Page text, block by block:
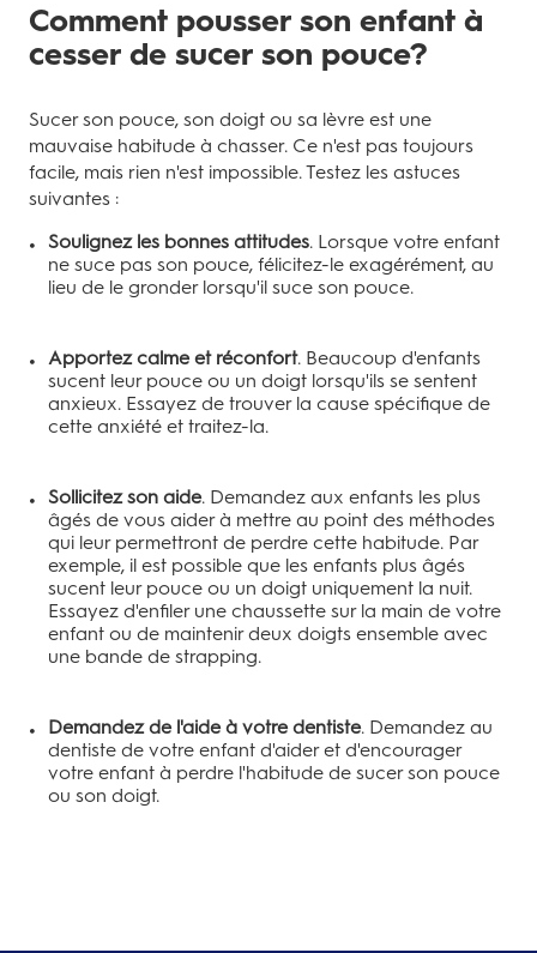
Comment pousser son enfant à
cesser de sucer son pouce?
Sucer son pouce, son doigt ou sa lèvre est une
mauvaise habitude à chasser. Ce n'est pas toujours
facile, mais rien n'est impossible. Testez les astuces
suivantes :
Soulignez les bonnes attitudes. Lorsque votre enfant
ne suce pas son pouce, félicitez-le exagérément, au
lieu de le gronder lorsqu'il suce son pouce.
Apportez calme et réconfort. Beaucoup d'enfants
sucent leur pouce ou un doigt lorsqu'ils se sentent
anxieux. Essayez de trouver la cause spécifique de
cette anxiété et traitez-la.
Sollicitez son aide. Demandez aux enfants les plus
âgés de vous aider à mettre au point des méthodes
qui leur permettront de perdre cette habitude. Par
exemple, il est possible que les enfants plus âgés
sucent leur pouce ou un doigt uniquement la nuit.
Essayez d'enfiler une chaussette sur la main de votre
enfant ou de maintenir deux doigts ensemble avec
une bande de strapping.
Demandez de l'aide à votre dentiste. Demandez au
dentiste de votre enfant d'aider et d'encourager
votre enfant à perdre l'habitude de sucer son pouce
ou son doigt.